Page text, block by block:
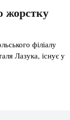
жорстку
філіалу
Лазука, існує у